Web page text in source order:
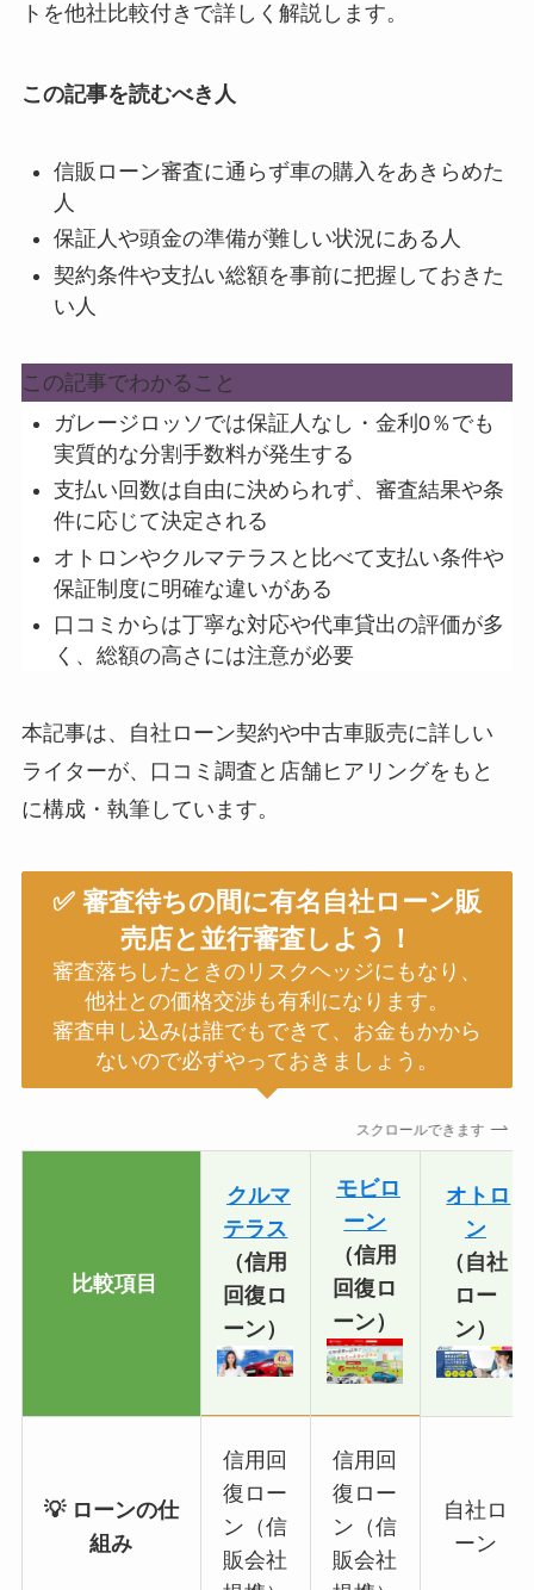
トを他社比較付きで詳しく解説します。
この記事を読むべき人
信販ローン審査に通らず車の購入をあきらめた
人
保証人や頭金の準備が難しい状況にある人
契約条件や支払い総額を事前に把握しておきた
い人
この記事でわかること
ガレージロッソでは保証人なし・金利0％でも
実質的な分割手数料が発生する
支払い回数は自由に決められず、審査結果や条
件に応じて決定される
オトロンやクルマテラスと比べて支払い条件や
保証制度に明確な違いがある
口コミからは丁寧な対応や代車貸出の評価が多
く、総額の高さには注意が必要
本記事は、自社ローン契約や中古車販売に詳しい
ライターが、口コミ調査と店舗ヒアリングをもと
に構成・執筆しています。
✅ 審査待ちの間に有名自社ローン販
売店と並行審査しよう！
審査落ちしたときのリスクヘッジにもなり、
他社との価格交渉も有利になります。
審査申し込みは誰でもできて、お金もかから
ないので必ずやっておきましょう。
スクロールできます
比較項目
クルマ
テラス
（信用
回復ロ
ーン）
モビロ
ーン
（信用
回復ロ
ーン）
オトロ
ン
（自社
ロー
ン）
💡 ローンの仕
組み
信用回
復ロー
ン（信
販会社
信用回
復ロー
ン（信
販会社
自社ロ
ーン